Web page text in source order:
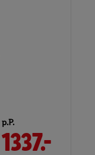
p.P.
1337.-